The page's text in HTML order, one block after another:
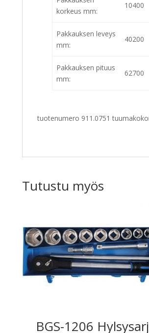
korkeus mm:
10400
Pakkauksen leveys
mm:
40200
Pakkauksen pituus
mm:
62700
tuotenumero 911.0751
Tutustu myös
BGS-1206